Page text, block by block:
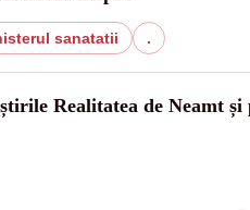
sanatatii .
Realitatea de Neamt și